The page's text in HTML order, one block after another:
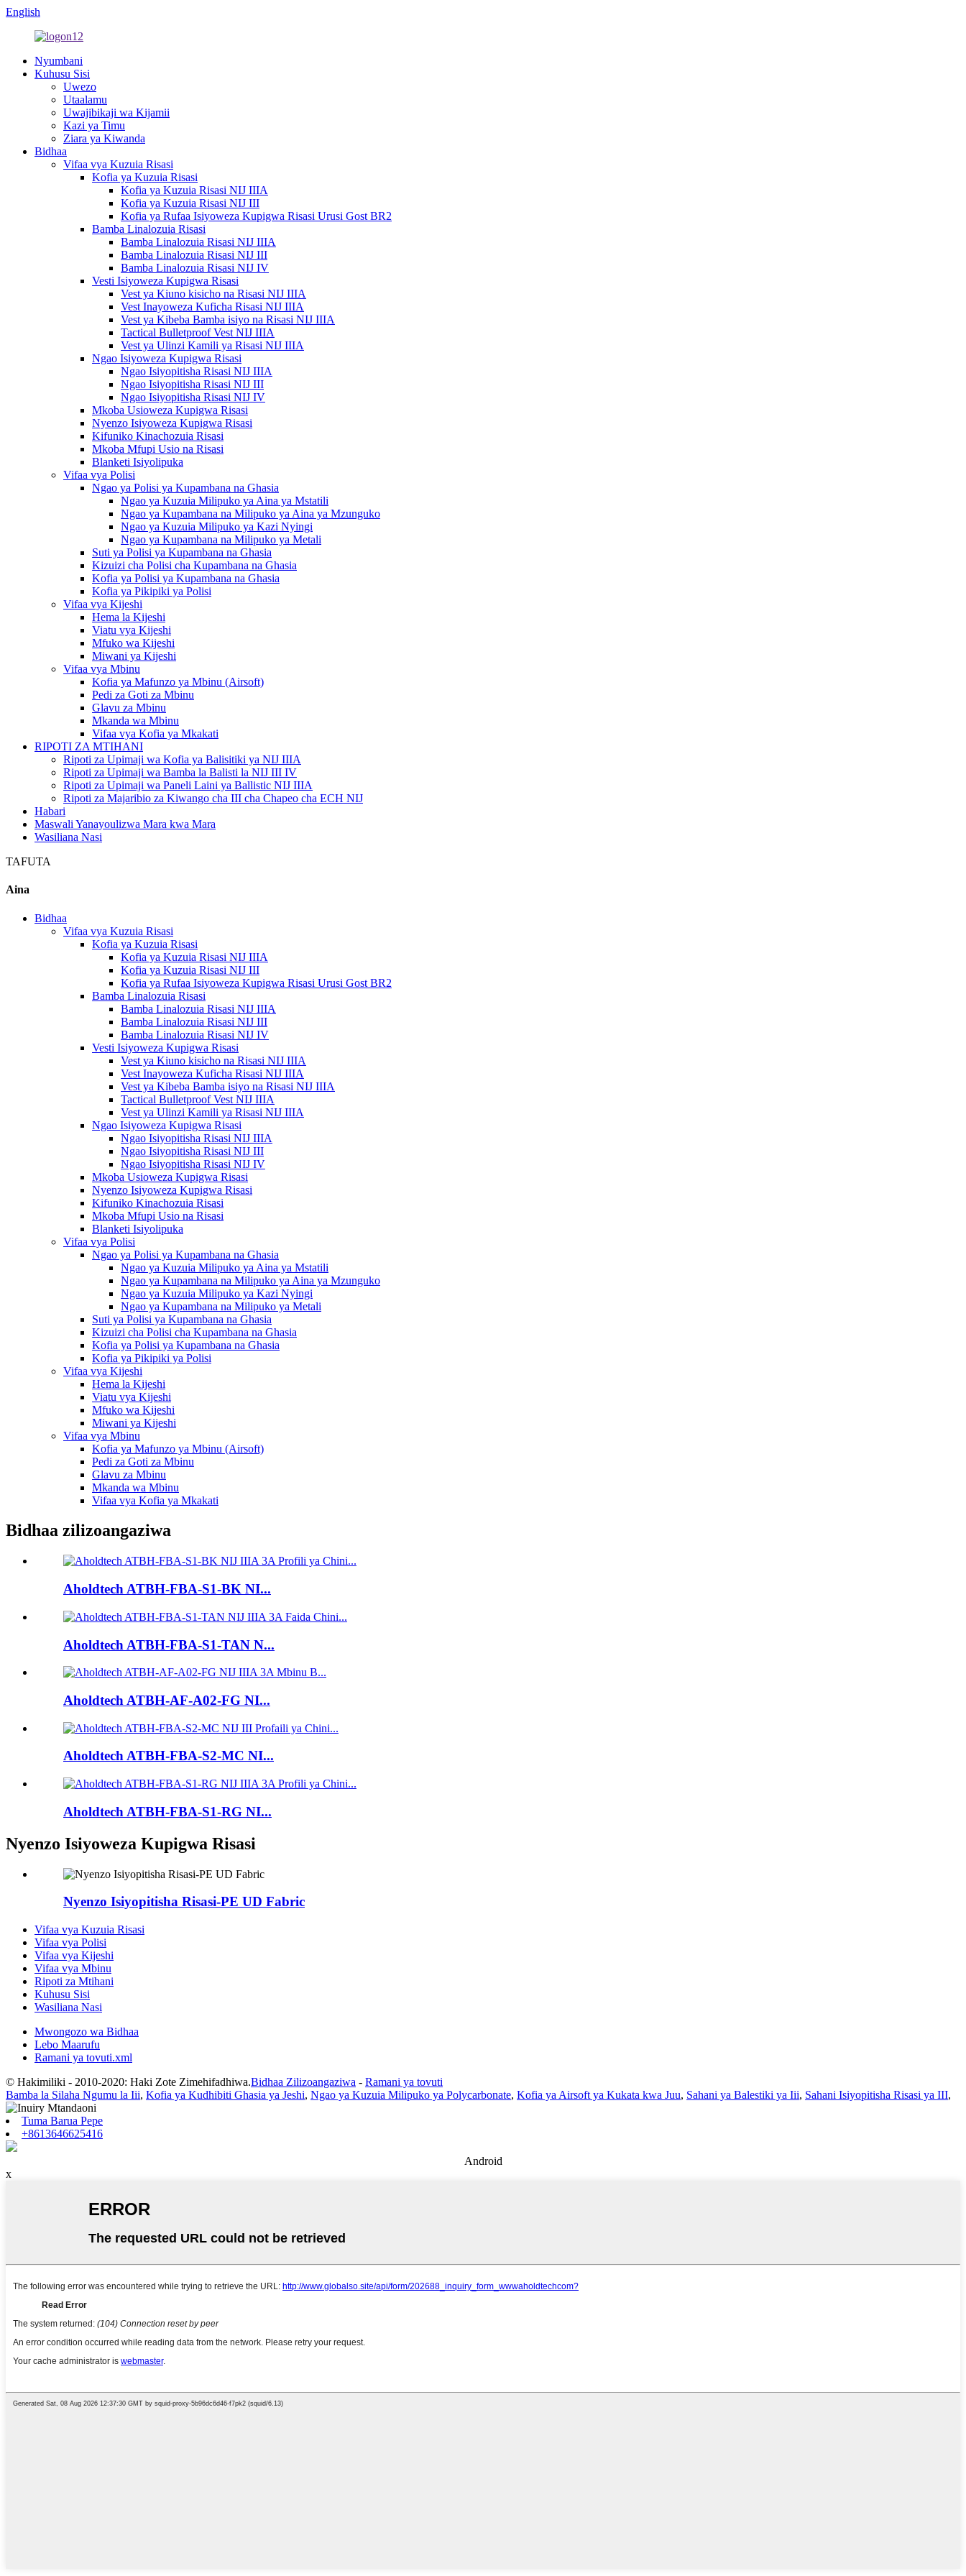
English
Nyumbani
Kuhusu Sisi
Uwezo
Utaalamu
Uwajibikaji wa Kijamii
Kazi ya Timu
Ziara ya Kiwanda
Bidhaa
Vifaa vya Kuzuia Risasi
Kofia ya Kuzuia Risasi
Kofia ya Kuzuia Risasi NIJ IIIA
Kofia ya Kuzuia Risasi NIJ III
Kofia ya Rufaa Isiyoweza Kupigwa Risasi Urusi Gost BR2
Bamba Linalozuia Risasi
Bamba Linalozuia Risasi NIJ IIIA
Bamba Linalozuia Risasi NIJ III
Bamba Linalozuia Risasi NIJ IV
Vesti Isiyoweza Kupigwa Risasi
Vest ya Kiuno kisicho na Risasi NIJ IIIA
Vest Inayoweza Kuficha Risasi NIJ IIIA
Vest ya Kibeba Bamba isiyo na Risasi NIJ IIIA
Tactical Bulletproof Vest NIJ IIIA
Vest ya Ulinzi Kamili ya Risasi NIJ IIIA
Ngao Isiyoweza Kupigwa Risasi
Ngao Isiyopitisha Risasi NIJ IIIA
Ngao Isiyopitisha Risasi NIJ III
Ngao Isiyopitisha Risasi NIJ IV
Mkoba Usioweza Kupigwa Risasi
Nyenzo Isiyoweza Kupigwa Risasi
Kifuniko Kinachozuia Risasi
Mkoba Mfupi Usio na Risasi
Blanketi Isiyolipuka
Vifaa vya Polisi
Ngao ya Polisi ya Kupambana na Ghasia
Ngao ya Kuzuia Milipuko ya Aina ya Mstatili
Ngao ya Kupambana na Milipuko ya Aina ya Mzunguko
Ngao ya Kuzuia Milipuko ya Kazi Nyingi
Ngao ya Kupambana na Milipuko ya Metali
Suti ya Polisi ya Kupambana na Ghasia
Kizuizi cha Polisi cha Kupambana na Ghasia
Kofia ya Polisi ya Kupambana na Ghasia
Kofia ya Pikipiki ya Polisi
Vifaa vya Kijeshi
Hema la Kijeshi
Viatu vya Kijeshi
Mfuko wa Kijeshi
Miwani ya Kijeshi
Vifaa vya Mbinu
Kofia ya Mafunzo ya Mbinu (Airsoft)
Pedi za Goti za Mbinu
Glavu za Mbinu
Mkanda wa Mbinu
Vifaa vya Kofia ya Mkakati
RIPOTI ZA MTIHANI
Ripoti za Upimaji wa Kofia ya Balisitiki ya NIJ IIIA
Ripoti za Upimaji wa Bamba la Balisti la NIJ III IV
Ripoti za Upimaji wa Paneli Laini ya Ballistic NIJ IIIA
Ripoti za Majaribio za Kiwango cha III cha Chapeo cha ECH NIJ
Habari
Maswali Yanayoulizwa Mara kwa Mara
Wasiliana Nasi
TAFUTA
Aina
Bidhaa
Vifaa vya Kuzuia Risasi
Kofia ya Kuzuia Risasi
Kofia ya Kuzuia Risasi NIJ IIIA
Kofia ya Kuzuia Risasi NIJ III
Kofia ya Rufaa Isiyoweza Kupigwa Risasi Urusi Gost BR2
Bamba Linalozuia Risasi
Bamba Linalozuia Risasi NIJ IIIA
Bamba Linalozuia Risasi NIJ III
Bamba Linalozuia Risasi NIJ IV
Vesti Isiyoweza Kupigwa Risasi
Vest ya Kiuno kisicho na Risasi NIJ IIIA
Vest Inayoweza Kuficha Risasi NIJ IIIA
Vest ya Kibeba Bamba isiyo na Risasi NIJ IIIA
Tactical Bulletproof Vest NIJ IIIA
Vest ya Ulinzi Kamili ya Risasi NIJ IIIA
Ngao Isiyoweza Kupigwa Risasi
Ngao Isiyopitisha Risasi NIJ IIIA
Ngao Isiyopitisha Risasi NIJ III
Ngao Isiyopitisha Risasi NIJ IV
Mkoba Usioweza Kupigwa Risasi
Nyenzo Isiyoweza Kupigwa Risasi
Kifuniko Kinachozuia Risasi
Mkoba Mfupi Usio na Risasi
Blanketi Isiyolipuka
Vifaa vya Polisi
Ngao ya Polisi ya Kupambana na Ghasia
Ngao ya Kuzuia Milipuko ya Aina ya Mstatili
Ngao ya Kupambana na Milipuko ya Aina ya Mzunguko
Ngao ya Kuzuia Milipuko ya Kazi Nyingi
Ngao ya Kupambana na Milipuko ya Metali
Suti ya Polisi ya Kupambana na Ghasia
Kizuizi cha Polisi cha Kupambana na Ghasia
Kofia ya Polisi ya Kupambana na Ghasia
Kofia ya Pikipiki ya Polisi
Vifaa vya Kijeshi
Hema la Kijeshi
Viatu vya Kijeshi
Mfuko wa Kijeshi
Miwani ya Kijeshi
Vifaa vya Mbinu
Kofia ya Mafunzo ya Mbinu (Airsoft)
Pedi za Goti za Mbinu
Glavu za Mbinu
Mkanda wa Mbinu
Vifaa vya Kofia ya Mkakati
Bidhaa zilizoangaziwa
Aholdtech ATBH-FBA-S1-BK NI...
Aholdtech ATBH-FBA-S1-TAN N...
Aholdtech ATBH-AF-A02-FG NI...
Aholdtech ATBH-FBA-S2-MC NI...
Aholdtech ATBH-FBA-S1-RG NI...
Nyenzo Isiyoweza Kupigwa Risasi
Nyenzo Isiyopitisha Risasi-PE UD Fabric
Vifaa vya Kuzuia Risasi
Vifaa vya Polisi
Vifaa vya Kijeshi
Vifaa vya Mbinu
Ripoti za Mtihani
Kuhusu Sisi
Wasiliana Nasi
Mwongozo wa Bidhaa
Lebo Maarufu
Ramani ya tovuti.xml
© Hakimiliki - 2010-2020: Haki Zote Zimehifadhiwa.Bidhaa Zilizoangaziwa - Ramani ya tovuti
Bamba la Silaha Ngumu la Iii, Kofia ya Kudhibiti Ghasia ya Jeshi, Ngao ya Kuzuia Milipuko ya Polycarbonate, Kofia ya Airsoft ya Kukata kwa Juu, Sahani ya Balestiki ya Iii, Sahani Isiyopitisha Risasi ya III,
Tuma Barua Pepe
+8613646625416
Android
x